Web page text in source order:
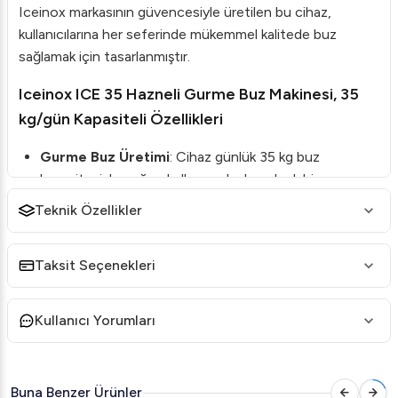
Iceinox markasının güvencesiyle üretilen bu cihaz,
kullanıcılarına her seferinde mükemmel kalitede buz
sağlamak için tasarlanmıştır.
Iceinox ICE 35 Hazneli Gurme Buz Makinesi, 35
kg/gün Kapasiteli Özellikleri
Gurme Buz Üretimi: Cihaz günlük 35 kg buz
kapasitesiyle yoğun kullanım alanlarında dahi
ihtiyaçlarınıza hızlı cevap verir.
Buz Ölçüleri: 35 x 35 x 33 mm ölçülerindeki buz
koşullarda saklanmasını sağlayan antibakteriyel
saklama alanı.
Teknik Özellikler
Taksit Seçenekleri
Kullanıcı Yorumları
Buna Benzer Ürünler